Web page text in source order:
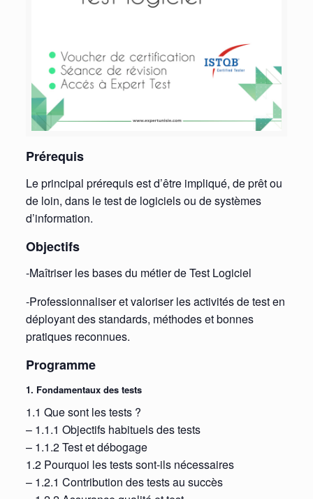
Prérequis
Le principal prérequis est d’être impliqué, de prêt ou
de loin, dans le test de logiciels ou de systèmes
d’information.
Objectifs
-Maîtriser les bases du métier de Test Logiciel
-Professionnaliser et valoriser les activités de test en
déployant des standards, méthodes et bonnes
pratiques reconnues.
Programme
1. Fondamentaux des tests
1.1 Que sont les tests ?
– 1.1.1 Objectifs habituels des tests
– 1.1.2 Test et débogage
1.2 Pourquoi les tests sont-ils nécessaires
– 1.2.1 Contribution des tests au succès